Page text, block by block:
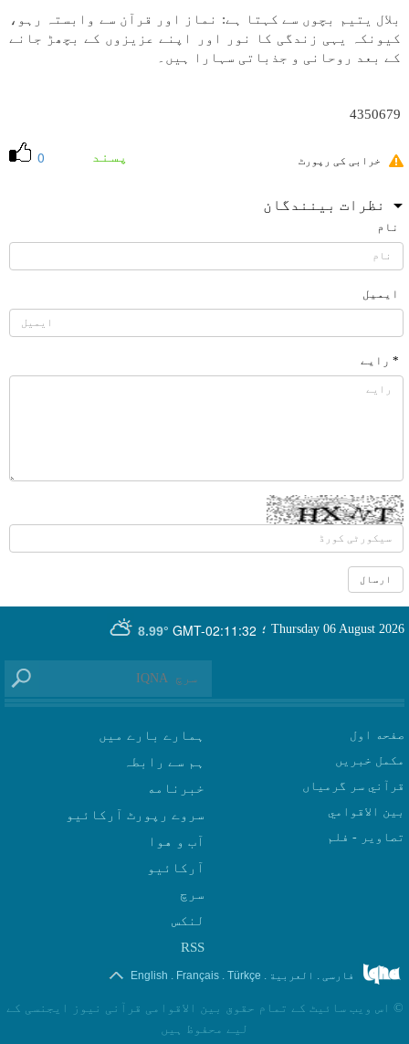
بلال یتیم بچوں سے کہتا ہے: نماز اور قرآن سے وابستہ رہو،
کیونکہ یہی زندگی کا نور اور اپنے عزیزوں کے بچھڑ جانے
کے بعد روحانی و جذباتی سہارا ہیں۔
4350679
0 پسند خرابی کی رپورٹ
نظرات بینندگان
نام
ایمیل
* رایے
GMT-02:11:32
8.99° Thursday 06 August 2026 ؛
صفحه اول
مکمل خبریں
قرآني سر گرمياں
بين الاقوامي
تصاوير - فلم
ہمارے بارے میں
ہم سے رابطہ
سروے رپورٹ آرکائیو
آب و هوا
سرچ
لنکس
RSS
فارسی . العربیة .
Türkçe
.
Français
.
English
© اس ویب سائیٹ کے تمام حقوق بین الاقوامی قرآنی نیوز ایجنسی کے
لیے محفوظ ہیں